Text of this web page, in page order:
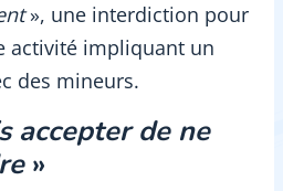
», une interdiction pour
activité impliquant un
des mineurs.
accepter de ne
»